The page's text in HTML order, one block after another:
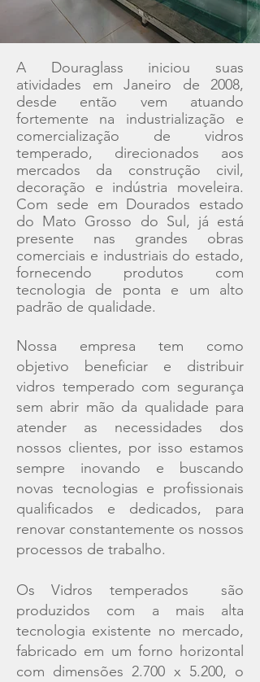
A Douraglass iniciou suas
atividades em Janeiro de 2008,
desde então vem atuando
fortemente na industrialização e
comercialização de vidros
temperado, direcionados aos
mercados da construção civil,
decoração e indústria moveleira.
Com sede em Dourados estado
do Mato Grosso do Sul, já está
presente nas grandes obras
comerciais e industriais do estado,
fornecendo produtos com
tecnologia de ponta e um alto
padrão de qualidade.
Nossa empresa tem como
objetivo beneficiar e distribuir
vidros temperado com segurança
sem abrir mão da qualidade para
atender as necessidades dos
nossos clientes, por isso estamos
sempre inovando e buscando
novas tecnologias e profissionais
qualificados e dedicados, para
renovar constantemente os nossos
processos de trabalho.
Os Vidros temperados são
produzidos com a mais alta
tecnologia existente no mercado,
fabricado em um forno horizontal
com dimensões 2.700 x 5.200, o